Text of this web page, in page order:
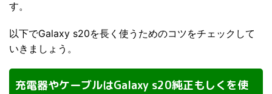
す。
以下でGalaxy s20を長く使うためのコツをチェックして
いきましょう。
充電器やケーブルはGalaxy s20純正もしくを使